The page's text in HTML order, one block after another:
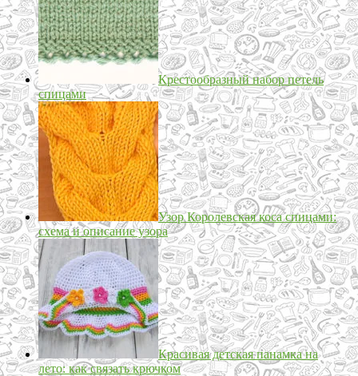
Крестообразный набор петель
спицами
Узор Королевская коса спицами:
схема и описание узора
Красивая детская панамка на
лето: как связать крючком